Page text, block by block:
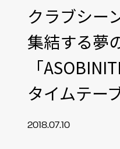
クラブシー
集結する夢
「
タイムテー
2018.07.10